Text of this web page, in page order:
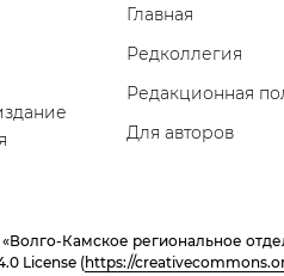
Главная
Редколлегия
Редакционная
Для авторов
Камское региональное
License (https://